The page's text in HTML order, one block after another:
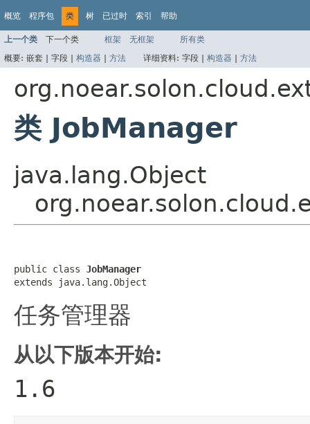
概览 程序包 类 树 已过时 索引 帮助
上一个类 下一个类 框架 无框架
所有类
概要: 嵌套 | 字段 | 构造器 | 方法 详细资料: 字段 | 构造器 | 方法
类 JobManager
java.lang.Object
public class JobManager
extends java.lang.Object
任务管理器
从以下版本开始:
1.6